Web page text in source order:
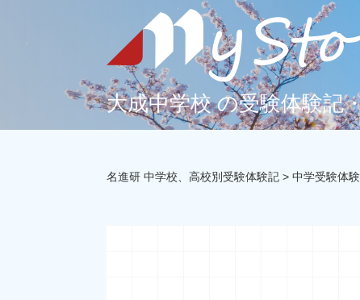
大成中学校 の受験体験記
名進研 中学校、高校別受験体験記 > 中学受験体